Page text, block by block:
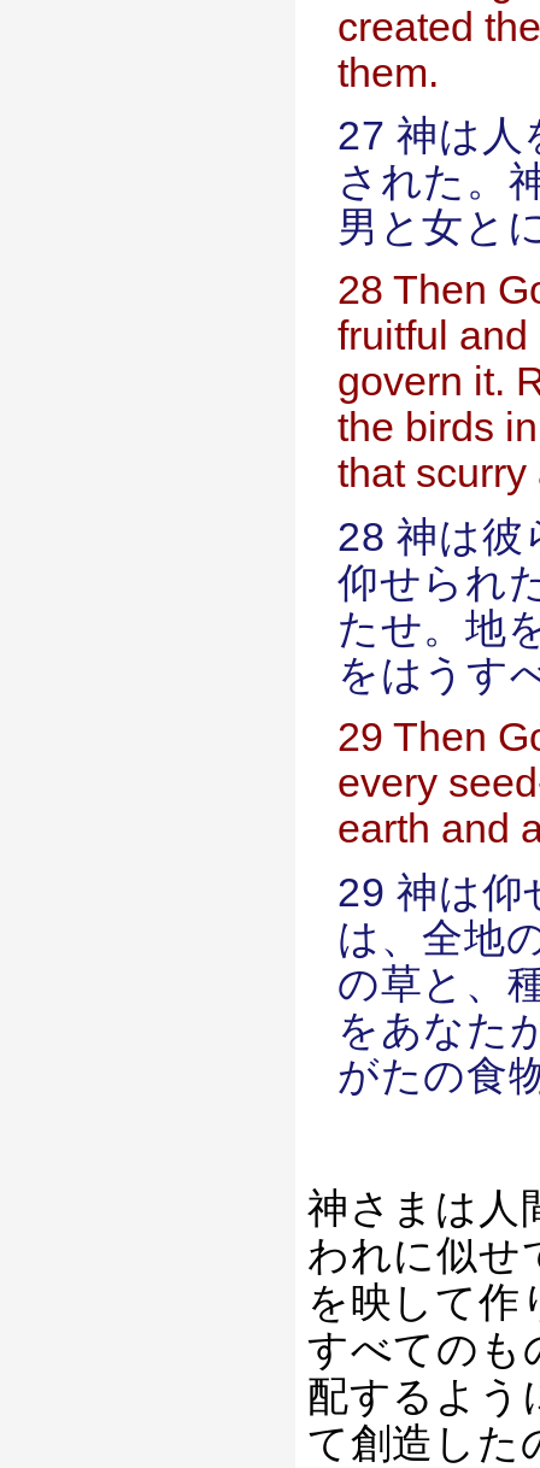
created
them.
27 神は人
された。
男と女と
28 Then
fruitful and
govern it.
the birds
that scurry
28 神は彼
仰せられ
たせ。地
をはうす
29 Then
every
earth and
29 神は仰
は、全地
の草と、
をあなた
がたの食
神さまは人
われに似せ
を映して作
すべてのも
配するよう
て創造した